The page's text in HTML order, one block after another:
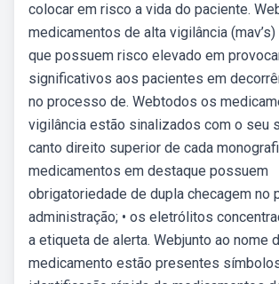
colocar em risco a vida do paciente.
medicamentos de alta vigilância
que possuem risco elevado em
significativos aos pacientes em
no processo de. Webtodos os
vigilância estão sinalizados com o seu
canto direito superior de cada
medicamentos em destaque possuem
obrigatoriedade de dupla checagem no
administração; • os eletrólitos
a etiqueta de alerta. Webjunto ao nome
medicamento estão presentes